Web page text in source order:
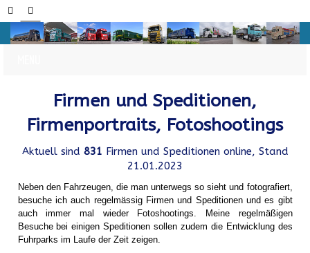
Firmen und Speditionen,
Firmenportraits, Fotoshootings
Aktuell sind 831 Firmen und Speditionen online, Stand
21.01.2023
Neben den Fahrzeugen, die man unterwegs so sieht und fotografiert,
besuche ich auch regelmässig Firmen und Speditionen und es gibt
auch immer mal wieder Fotoshootings.
Meine regelmäßigen
Besuche bei einigen Speditionen sollen zudem die Entwicklung des
Fuhrparks im Laufe der Zeit zeigen.